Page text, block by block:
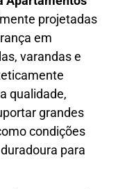
projetadas
em
varandas e
qualidade,
grandes
condições
para